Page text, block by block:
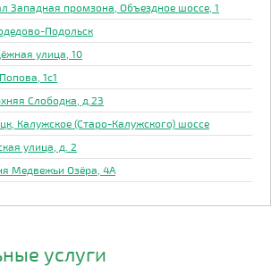
Западная промзона, Объездное шоссе, 1
Подольск
улица, 10
1с1
Слободка, д.23
Калужское (Старо-Калужского) шоссе
улица, д. 2
Медвежьи Озёра, 4А
услуги